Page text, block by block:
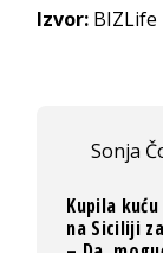
Izvor: BIZLife
Sonja
Kupila
na Siciliji